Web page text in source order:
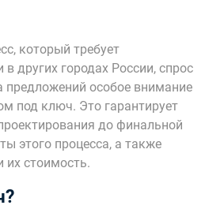
который требует
других городах России, спрос
предложений особое внимание
под ключ. Это гарантирует
до финальной
этого процесса, а также
их стоимость.